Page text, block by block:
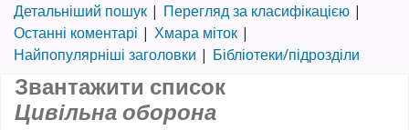
Детальніший пошук
Перегляд за класифікацією
Останні коментарі
Хмара міток
Найпопулярніші заголовки
Бібліотеки/підрозділи
Звантажити список
Цивільна оборона